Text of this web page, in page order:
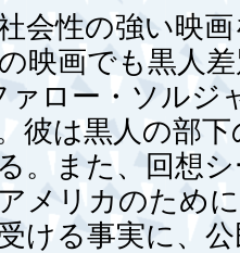
会性の強い映
映画でも黒人
ァロー・ソルジ
彼は黒人の部
。また、回想
メリカのため
ける事実に、